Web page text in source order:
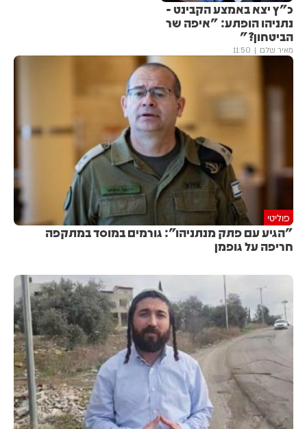
כ"ץ יצא באמצע הקבינט -
נתניהו הופתע: "איפה שר
הביטחון?"
מאיר שלם 11:50
פוליטי
"הגיע עם פתק מנתניהו": גורמים במוסד במתקפה
חריפה על גופמן